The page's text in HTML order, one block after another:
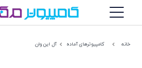
خانه کامپیوترهای آماده آل این وان